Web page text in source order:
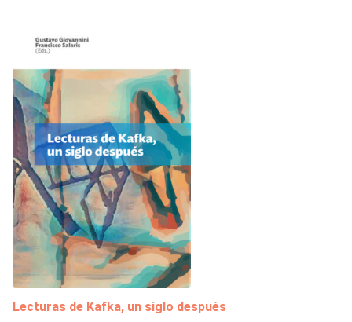
Lecturas de Kafka, un siglo después